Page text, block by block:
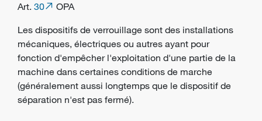
Art. 30
OPA
Les dispositifs de verrouillage sont des installations
mécaniques, électriques ou autres ayant pour
fonction d'empêcher l'exploitation d'une partie de la
machine dans certaines conditions de marche
(généralement aussi longtemps que le dispositif de
séparation n'est pas fermé).